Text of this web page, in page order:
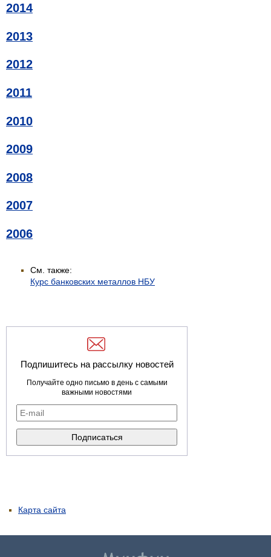
2014
2013
2012
2011
2010
2009
2008
2007
2006
См. также:
Курс банковских металлов НБУ
Подпишитесь на рассылку новостей
Получайте одно письмо в день с самыми
важными новостями
Карта сайта